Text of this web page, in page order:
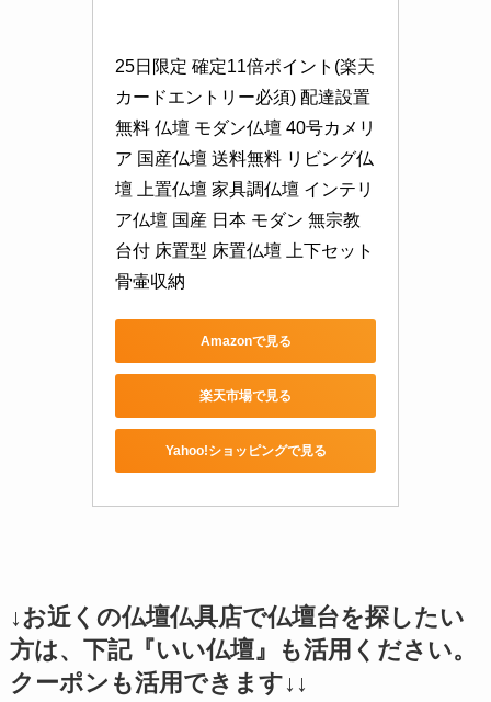
25日限定 確定11倍ポイント(楽天
カードエントリー必須) 配達設置
無料 仏壇 モダン仏壇 40号カメリ
ア 国産仏壇 送料無料 リビング仏
壇 上置仏壇 家具調仏壇 インテリ
ア仏壇 国産 日本 モダン 無宗教
台付 床置型 床置仏壇 上下セット
骨壷収納
Amazonで見る
楽天市場で見る
Yahoo!ショッピングで見る
↓お近くの仏壇仏具店で仏壇台を探したい
方は、下記『いい仏壇』も活用ください。
クーポンも活用できます↓↓